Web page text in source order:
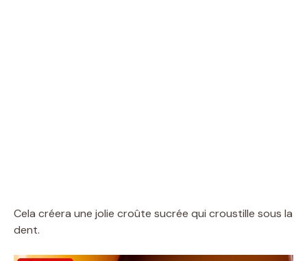
Cela créera une jolie croûte sucrée qui croustille sous la
dent.